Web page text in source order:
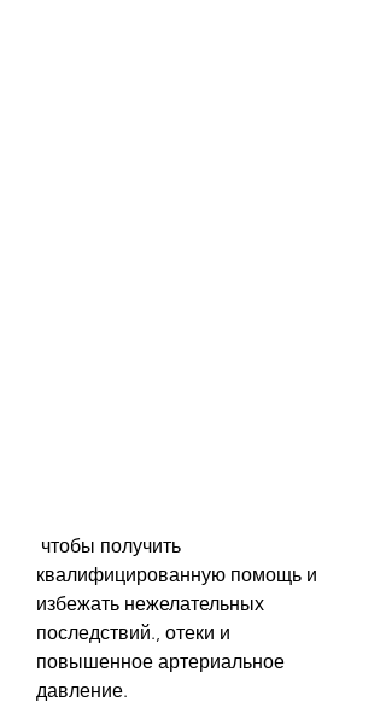
квалифицированную помощь и
избежать нежелательных
последствий., отеки и
повышенное артериальное
давление.